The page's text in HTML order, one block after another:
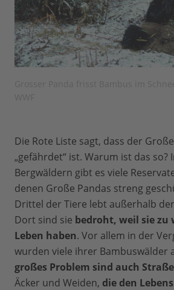
Die Rote Liste sagt, dass der
„gefährdet“ ist. Warum ist das so?
Bergwäldern gibt es viele
denen Große Pandas streng
Drittel der Tiere lebt außerhalb
Dort sind sie bedroht, weil sie zu
Leben haben. Vor allem in der
wurden viele ihrer Bambuswälder
großes Problem sind auch
Äcker und Weiden, die den